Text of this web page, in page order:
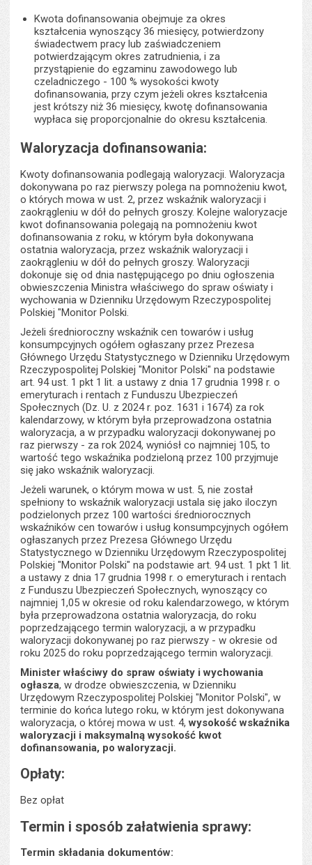
Kwota dofinansowania obejmuje za okres
kształcenia wynoszący 36 miesięcy, potwierdzony
świadectwem pracy lub zaświadczeniem
potwierdzającym okres zatrudnienia, i za
przystąpienie do egzaminu zawodowego lub
czeladniczego - 100 % wysokości kwoty
dofinansowania, przy czym jeżeli okres kształcenia
jest krótszy niż 36 miesięcy, kwotę dofinansowania
wypłaca się proporcjonalnie do okresu kształcenia.
Waloryzacja dofinansowania:
Kwoty dofinansowania podlegają waloryzacji. Waloryzacja
dokonywana po raz pierwszy polega na pomnożeniu kwot,
o których mowa w ust. 2, przez wskaźnik waloryzacji i
zaokrągleniu w dół do pełnych groszy. Kolejne waloryzacje
kwot dofinansowania polegają na pomnożeniu kwot
dofinansowania z roku, w którym była dokonywana
ostatnia waloryzacja, przez wskaźnik waloryzacji i
zaokrągleniu w dół do pełnych groszy. Waloryzacji
dokonuje się od dnia następującego po dniu ogłoszenia
obwieszczenia Ministra właściwego do spraw oświaty i
wychowania w Dzienniku Urzędowym Rzeczypospolitej
Polskiej "Monitor Polski.
Jeżeli średnioroczny wskaźnik cen towarów i usług
konsumpcyjnych ogółem ogłaszany przez Prezesa
Głównego Urzędu Statystycznego w Dzienniku Urzędowym
Rzeczypospolitej Polskiej "Monitor Polski" na podstawie
art. 94 ust. 1 pkt 1 lit. a ustawy z dnia 17 grudnia 1998 r. o
emeryturach i rentach z Funduszu Ubezpieczeń
Społecznych (Dz. U. z 2024 r. poz. 1631 i 1674) za rok
kalendarzowy, w którym była przeprowadzona ostatnia
waloryzacja, a w przypadku waloryzacji dokonywanej po
raz pierwszy - za rok 2024, wyniósł co najmniej 105, to
wartość tego wskaźnika podzieloną przez 100 przyjmuje
się jako wskaźnik waloryzacji.
Jeżeli warunek, o którym mowa w ust. 5, nie został
spełniony to wskaźnik waloryzacji ustala się jako iloczyn
podzielonych przez 100 wartości średniorocznych
wskaźników cen towarów i usług konsumpcyjnych ogółem
ogłaszanych przez Prezesa Głównego Urzędu
Statystycznego w Dzienniku Urzędowym Rzeczypospolitej
Polskiej "Monitor Polski" na podstawie art. 94 ust. 1 pkt 1 lit.
a ustawy z dnia 17 grudnia 1998 r. o emeryturach i rentach
z Funduszu Ubezpieczeń Społecznych, wynoszący co
najmniej 1,05 w okresie od roku kalendarzowego, w którym
była przeprowadzona ostatnia waloryzacja, do roku
poprzedzającego termin waloryzacji, a w przypadku
waloryzacji dokonywanej po raz pierwszy - w okresie od
roku 2025 do roku poprzedzającego termin waloryzacji.
Minister właściwy do spraw oświaty i wychowania
ogłasza, w drodze obwieszczenia, w Dzienniku
Urzędowym Rzeczypospolitej Polskiej "Monitor Polski", w
terminie do końca lutego roku, w którym jest dokonywana
waloryzacja, o której mowa w ust. 4,wysokość wskaźnika
waloryzacji i maksymalną wysokość kwot
dofinansowania, po waloryzacji.
Opłaty:
Bez opłat
Termin i sposób załatwienia sprawy:
Termin składania dokumentów: